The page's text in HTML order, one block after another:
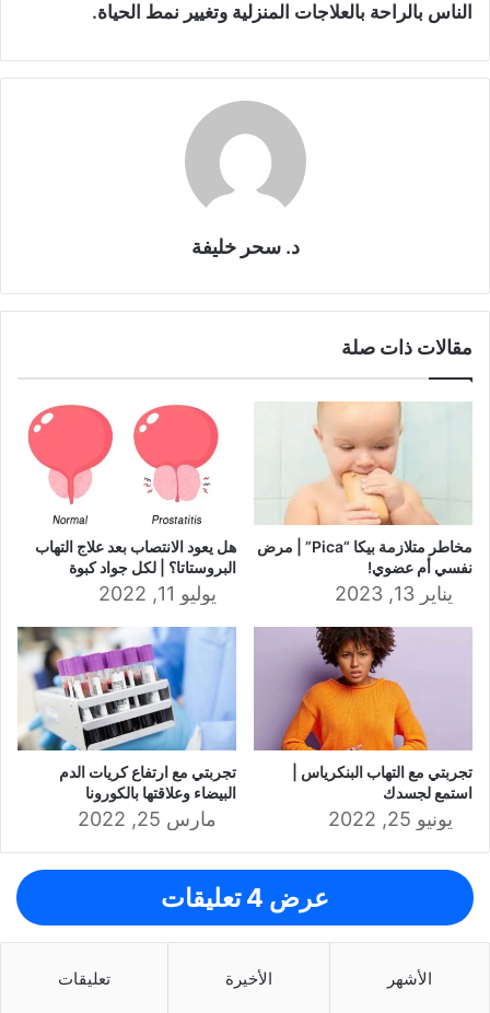
الناس بالراحة بالعلاجات المنزلية وتغيير نمط الحياة.
د. سحر خليفة
مقالات ذات صلة
مخاطر متلازمة بيكا “Pica” | مرض
نفسي أم عضوي!
يناير 13, 2023
هل يعود الانتصاب بعد علاج التهاب
البروستاتا؟ | لكل جواد كبوة
يوليو 11, 2022
تجربتي مع التهاب البنكرياس |
استمع لجسدك
يونيو 25, 2022
تجربتي مع ارتفاع ‏كريات الدم
البيضاء وعلاقتها بالكورونا
مارس 25, 2022
عرض 4 تعليقات
الأشهر الأخيرة تعليقات